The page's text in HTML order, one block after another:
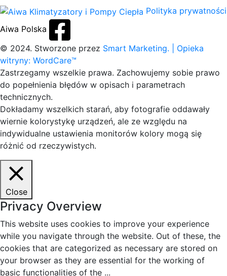
Polityka prywatności
Aiwa Polska
© 2024. Stworzone przez Smart Marketing.
| Opieka
witryny: WordCare™
Zastrzegamy wszelkie prawa. Zachowujemy sobie prawo
do popełnienia błędów w opisach i parametrach
technicznych.
Dokładamy wszelkich starań, aby fotografie oddawały
wiernie kolorystykę urządzeń, ale ze względu na
indywidualne ustawienia monitorów kolory mogą się
różnić od rzeczywistych.
Close
Privacy Overview
This website uses cookies to improve your experience
while you navigate through the website. Out of these, the
cookies that are categorized as necessary are stored on
your browser as they are essential for the working of
basic functionalities of the ...